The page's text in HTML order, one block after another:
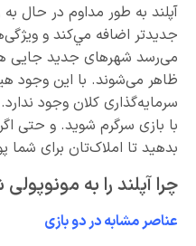
آپلند به طور مداوم در حال
جدیدتر اضافه مي‌کند و
می‌رسد شهرهای جدید جایی
ظاهر می‌شوند. با این وجود
سرمایه‌گذاری کلان وجود
با بازی سرگرم شوید. و حتی
بدهید تا املاک‌تان برای شما
چرا آپلند را به
عناصر مشابه در دو بازی